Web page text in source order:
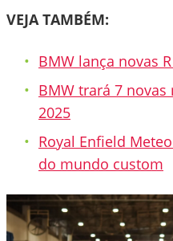
VEJA TAMBÉM:
BMW lança novas
BMW trará 7
2025
Royal Enfield
do mundo custom